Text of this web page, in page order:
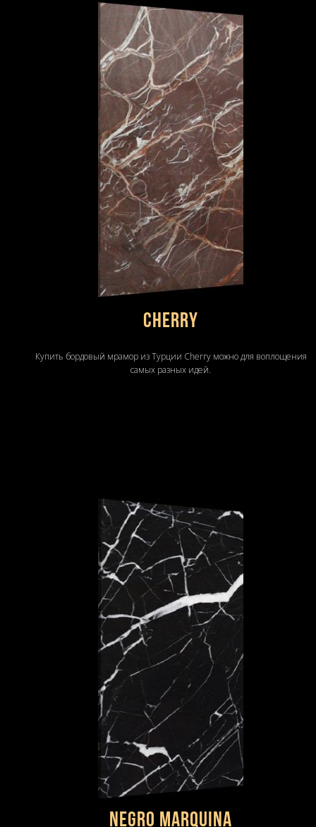
Cherry
Купить бордовый мрамор из Турции Cherry можно для воплощения
самых разных идей.
NEGRO MARQUINA